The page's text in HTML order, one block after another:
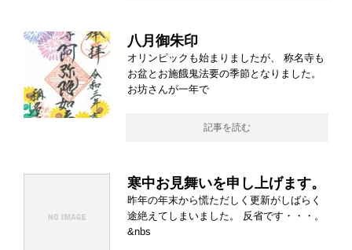
八月御朱印
オリンピックも始まりましたが、 称名寺も
お盆とお施餓鬼法要の季節となりました。
お坊さんが一年で
記事を読む
寒中お見舞いを申し上げます。
昨年の年末から慌ただしく更新がしばらく
途絶えてしまいました。 反省です・・・。
&nbs